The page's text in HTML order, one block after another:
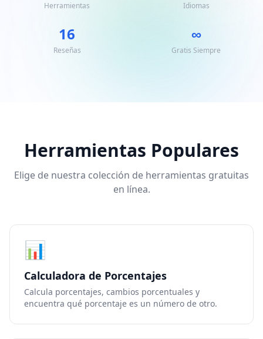
Herramientas Idiomas
16
Reseñas
∞
Gratis Siempre
Herramientas Populares
Elige de nuestra colección de herramientas gratuitas
en línea.
📊
Calculadora de Porcentajes
Calcula porcentajes, cambios porcentuales y
encuentra qué porcentaje es un número de otro.